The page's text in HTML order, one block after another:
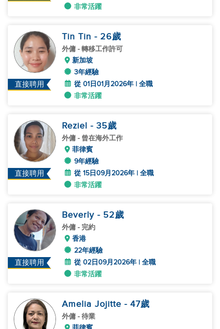
非常活躍
直接聘用
Tin Tin - 26歲
外傭 - 轉移工作許可
新加坡
3年經驗
從 01日01月2026年 | 全職
非常活躍
直接聘用
Reziel - 35歲
外傭 - 曾在海外工作
菲律賓
9年經驗
從 15日09月2026年 | 全職
非常活躍
直接聘用
Beverly - 52歲
外傭 - 完約
香港
22年經驗
從 02日09月2026年 | 全職
非常活躍
Amelia Jojitte - 47歲
外傭 - 待業